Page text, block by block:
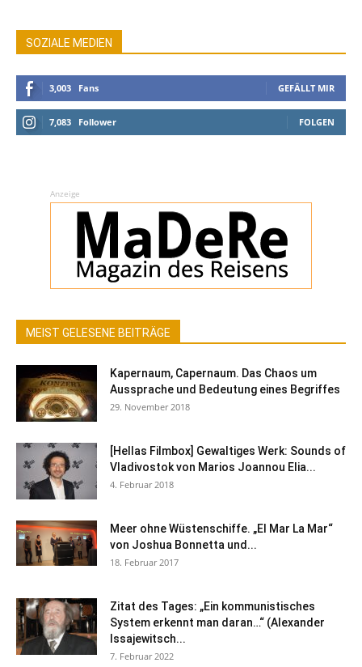
SOZIALE MEDIEN
3,003 Fans GEFÄLLT MIR
7,083 Follower FOLGEN
Anzeige
MEIST GELESENE BEITRÄGE
Kapernaum, Capernaum. Das Chaos um
Aussprache und Bedeutung eines Begriffes
29. November 2018
[Hellas Filmbox] Gewaltiges Werk: Sounds of
Vladivostok von Marios Joannou Elia...
4. Februar 2018
Meer ohne Wüstenschiffe. „El Mar La Mar“
von Joshua Bonnetta und...
18. Februar 2017
Zitat des Tages: „Ein kommunistisches
System erkennt man daran…“ (Alexander
Issajewitsch...
7. Februar 2022